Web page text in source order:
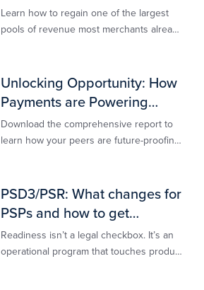
Learn how to regain one of the largest
pools of revenue most merchants already
Unlocking Opportunity: How
Payments are Powering
Merchant Growth
Download the comprehensive report to
learn how your peers are future-proofing
today’s digital-first markets.
PSD3/PSR: What changes for
PSPs and how to get
operationally ready
Readiness isn’t a legal checkbox. It’s an
operational program that touches product